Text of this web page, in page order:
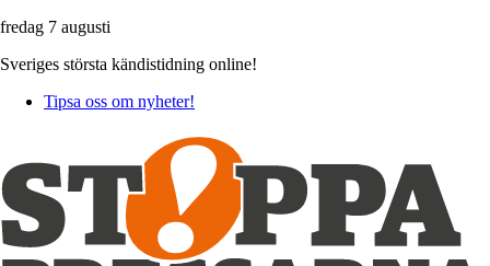
fredag 7 augusti
Sveriges största kändistidning online!
Tipsa oss om nyheter!